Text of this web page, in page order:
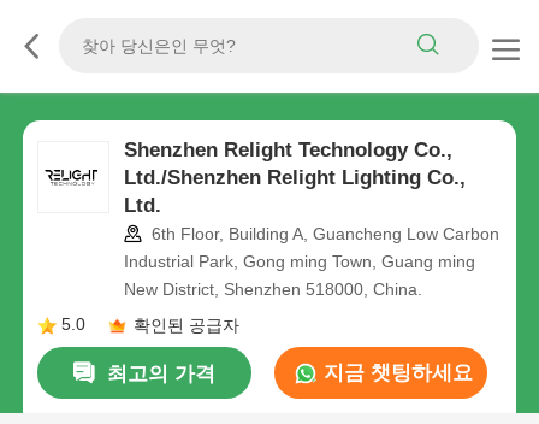
Shenzhen Relight Technology Co.,
Ltd./Shenzhen Relight Lighting Co.,
Ltd.
6th Floor, Building A, Guancheng Low Carbon
Industrial Park, Gong ming Town, Guang ming
New District, Shenzhen 518000, China.
5.0
확인된 공급자
최고의 가격 지금 챗팅하세요